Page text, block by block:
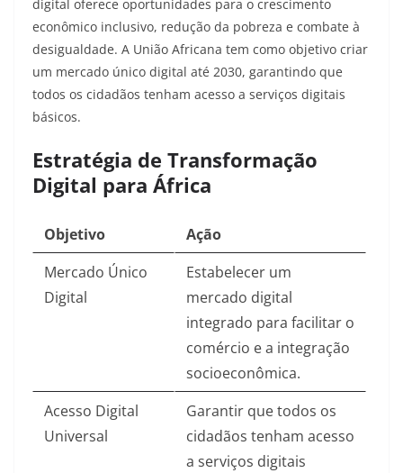
digital oferece oportunidades para o crescimento
econômico inclusivo, redução da pobreza e combate à
desigualdade. A União Africana tem como objetivo criar
um mercado único digital até 2030, garantindo que
todos os cidadãos tenham acesso a serviços digitais
básicos.
Estratégia de Transformação
Digital para África
Objetivo
Ação
Mercado Único
Digital
Estabelecer um
mercado digital
integrado para facilitar o
comércio e a integração
socioeconômica.
Acesso Digital
Universal
Garantir que todos os
cidadãos tenham acesso
a serviços digitais